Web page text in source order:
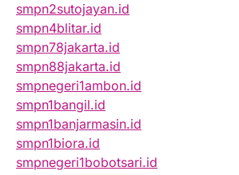
smpn2sutojayan.id
smpn4blitar.id
smpn78jakarta.id
smpn88jakarta.id
smpnegeri1ambon.id
smpn1bangil.id
smpn1banjarmasin.id
smpn1biora.id
smpnegeri1bobotsari.id